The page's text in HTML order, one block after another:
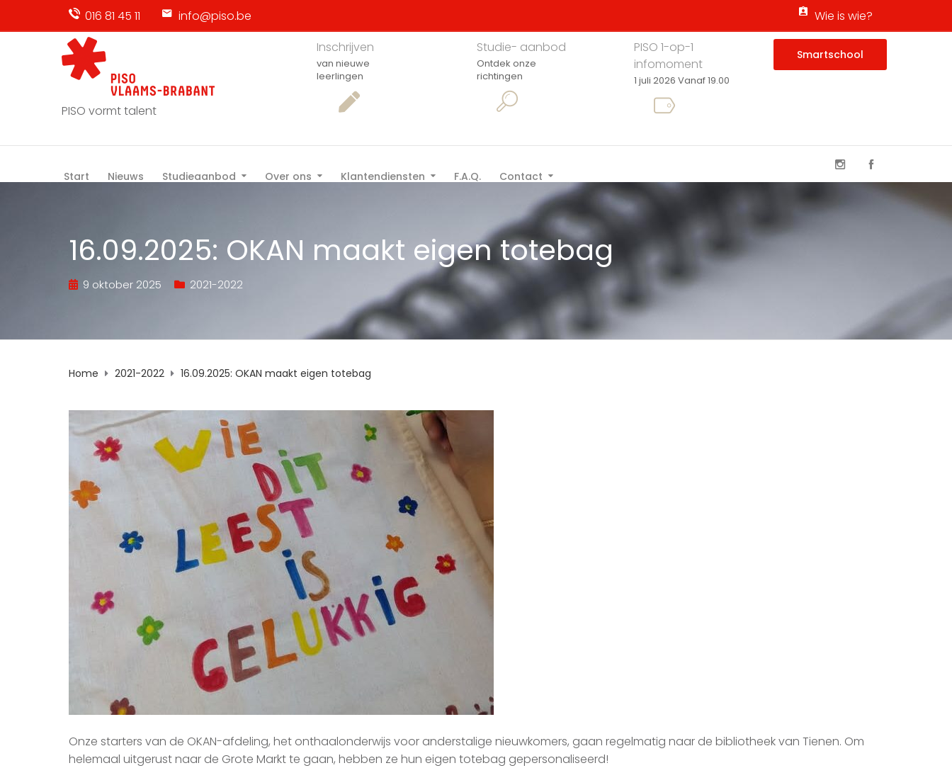
016 81 45 11 info@piso.be Wie is wie?
PISO vormt talent
Inschrijven
van nieuwe
leerlingen
Studie- aanbod
Ontdek onze
richtingen
PISO 1-op-1
infomoment
1 juli 2026 Vanaf 19.00
Smartschool
Start Nieuws Studieaanbod Over ons Klantendiensten F.A.Q. Contact
16.09.2025: OKAN maakt eigen totebag
9 oktober 2025 2021-2022
Home 2021-2022 16.09.2025: OKAN maakt eigen totebag
Onze starters van de OKAN-afdeling, het onthaalonderwijs voor anderstalige nieuwkomers, gaan regelmatig naar de bibliotheek van Tienen. Om
helemaal uitgerust naar de Grote Markt te gaan, hebben ze hun eigen totebag gepersonaliseerd!